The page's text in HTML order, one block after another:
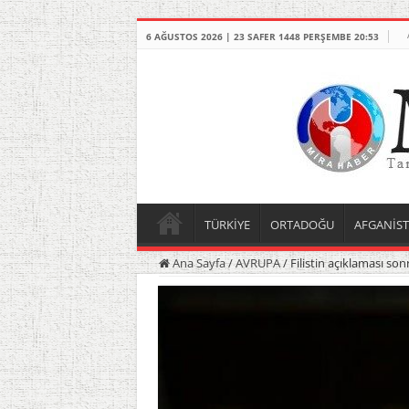
6 AĞUSTOS 2026 | 23 SAFER 1448 PERŞEMBE 20:53
TÜRKİYE ORTADOĞU
Ana Sayfa/AVRUPA/Filistin açıklaması